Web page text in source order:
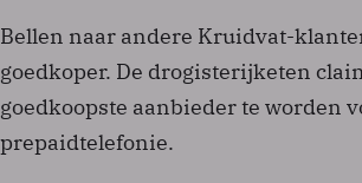
Bellen naar andere Kruidvat-
goedkoper. De drogisterijketen
goedkoopste aanbieder te worden
prepaidtelefonie.